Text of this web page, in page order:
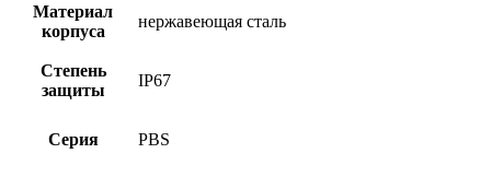
Материал
корпуса
нержавеющая сталь
Степень
защиты
IP67
Серия PBS